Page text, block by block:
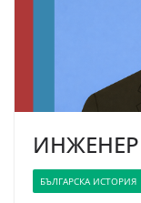
БЪЛГАРСКА ИСТОРИЯ